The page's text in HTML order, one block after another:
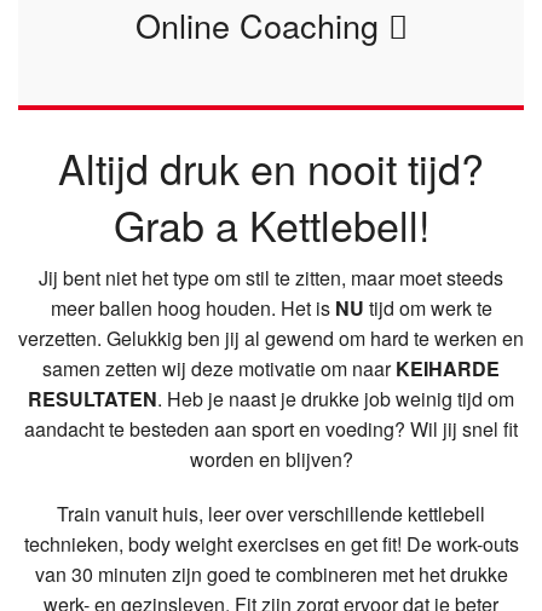
Online Coaching
Altijd druk en nooit tijd?
Grab a Kettlebell!
Jij bent niet het type om stil te zitten, maar moet steeds
meer ballen hoog houden. Het is NU tijd om werk te
verzetten. Gelukkig ben jij al gewend om hard te werken en
samen zetten wij deze motivatie om naarKEIHARDE
RESULTATEN. Heb je naast je drukke job weinig tijd om
aandacht te besteden aan sport en voeding? Wil jij snel fit
worden en blijven?
Train vanuit huis, leer over verschillende kettlebell
technieken, body weight exercises en get fit! De work-outs
van 30 minuten zijn goed te combineren met het drukke
werk- en gezinsleven. Fit zijn zorgt ervoor dat je beter